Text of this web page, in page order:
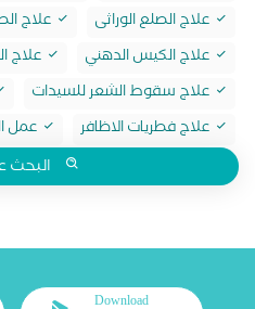
علاج الصلع الوراثى
علاج
علاج الكيس الدهني
علاج
علاج سقوط الشعر للسيدات
علاج فطريات الاظافر
عمل
البحث
Download